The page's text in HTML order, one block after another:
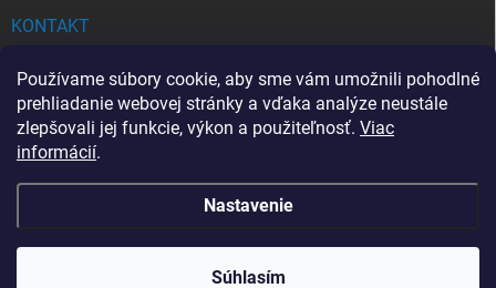
Používame súbory cookie, aby sme vám umožnili pohodlné
prehliadanie webovej stránky a vďaka analýze neustále
zlepšovali jej funkcie, výkon a použiteľnosť. Viac
informácií.
Nastavenie
Súhlasím
KONTAKT
info@drogerkovo.sk
Copyright 2026Drogerkovo. Všetky práva vyhradené.Upraviť nastavenie
cookies